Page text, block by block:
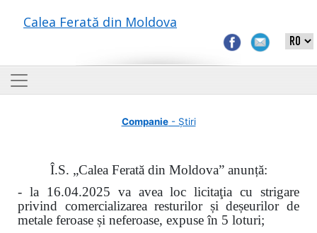
Calea Ferată din Moldova
Companie- Știri
Î.S. „Calea Ferată din Moldova” anunță:
- la 16.04.2025 va avea loc licitaţia cu strigare
privind comercializarea resturilor și deșeurilor de
metale feroase și neferoase, expuse în 5 loturi;